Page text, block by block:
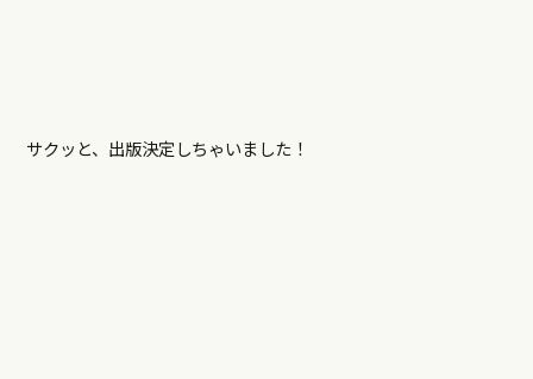
サクッと、出版決定しちゃいました！